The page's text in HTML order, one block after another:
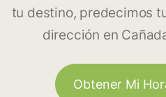
tu destino, predecimos
dirección en
Obtener Mi